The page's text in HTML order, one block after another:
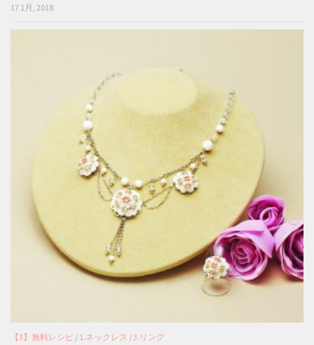
17 1月, 2018
【3】無料レシピ / 1.ネックレス /3.リング